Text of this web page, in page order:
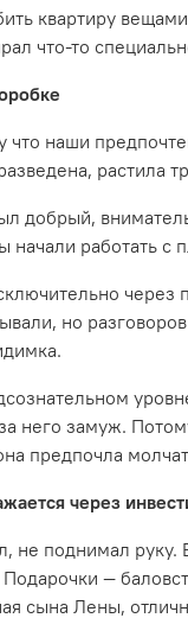
квартиру
что-то
наши
добрый,
работать
но
него замуж.
предпочла
через
поднимал руку.
—
сына Лены,